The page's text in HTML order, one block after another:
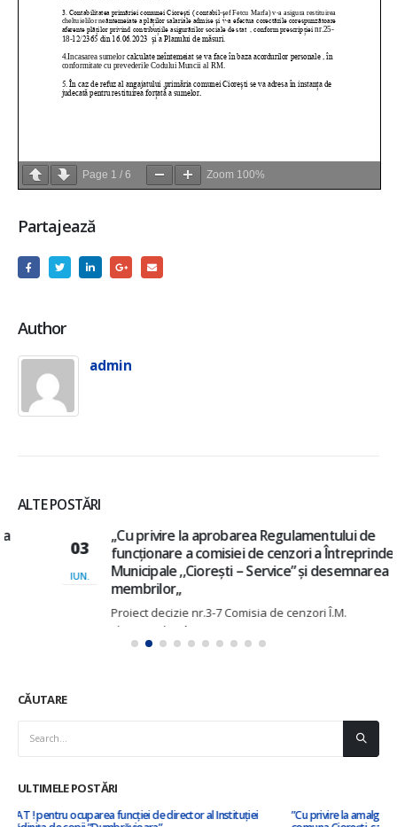
Page 1 / 6 Zoom 100%
Partajează
Author
admin
ALTE POSTĂRI
,,Cu privire la aprobarea Regulamentului de
funcționare a comisiei de cenzori a Întreprinderii
Municipale ,,Ciorești – Service” și desemnarea
membrilor,,
Proiect decizie nr.3-7 Comisia de cenzori Î.M.
Citește mai mult
ULTIMELE POSTĂRI